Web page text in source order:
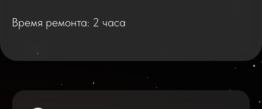
Время ремонта: 2 часа